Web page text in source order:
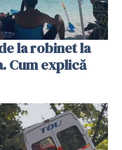
la robinet la
Cum explică